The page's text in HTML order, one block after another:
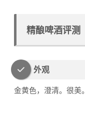
精酿啤酒评测
外观
金黄色，澄清。很美。